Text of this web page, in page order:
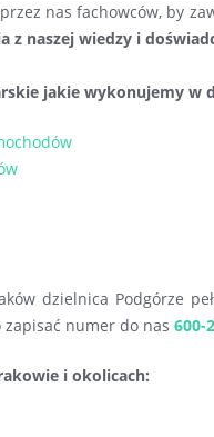
nas fachowców, by
z naszej wiedzy i
jakie wykonujemy w
dzielnica Podgórze
zapisać numer do nas 600-
i okolicach: